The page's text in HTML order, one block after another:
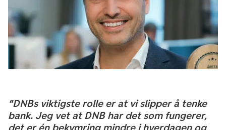
"DNBs viktigste rolle er at vi slipper å tenke
bank. Jeg vet at DNB har det som fungerer,
det er én bekymring mindre i hverdagen og